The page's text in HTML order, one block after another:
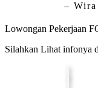
–
Lowongan Pekerjaan
Silahkan Lihat infonya